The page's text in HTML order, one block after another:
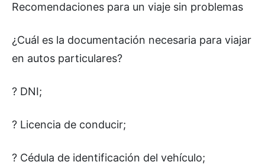
Recomendaciones para un viaje sin problemas
¿Cuál es la documentación necesaria para viajar
en autos particulares?
? DNI;
? Licencia de conducir;
? Cédula de identificación del vehículo;